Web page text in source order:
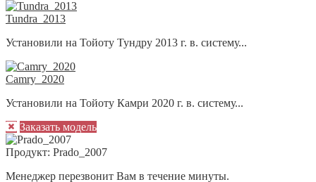
Tundra_2013
Установили на Тойоту Тундру 2013 г. в. систему...
Camry_2020
Установили на Тойоту Камри 2020 г. в. систему...
Заказать модель
Продукт: Prado_2007
Менеджер перезвонит Вам в течение минуты.